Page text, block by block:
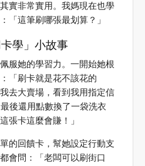
實非常實用。我媽現在也學
「這筆刷哪張最划算？」
學」小故事
服她的學習力。一開始她根
「刷卡就是花不該花的
去大賣場，看到我用指定信
後還用點數換了一袋洗衣
張卡這麼會賺！」
的回饋卡，幫她設定行動支
會問：「老闆可以刷街口